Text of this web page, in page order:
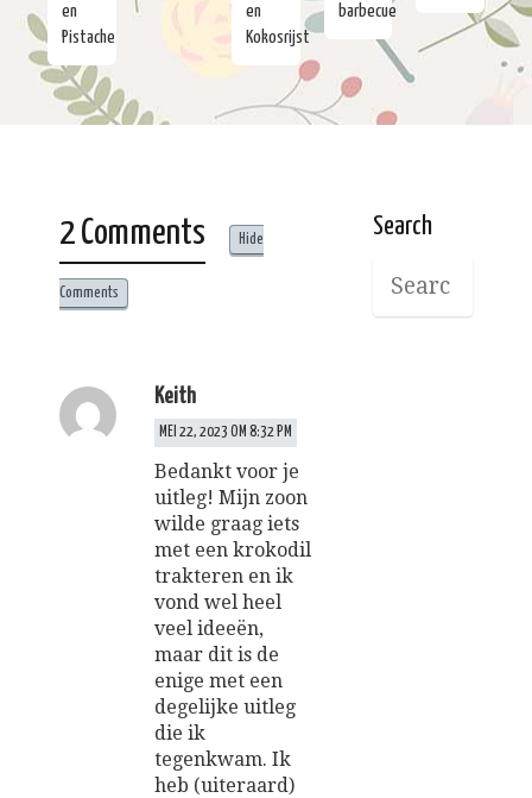
en
Pistache
en
Kokosrijst
barbecue
2 Comments Hide
Comments
Keith
MEI 22, 2023 OM 8:32 PM
Bedankt voor je
uitleg! Mijn zoon
wilde graag iets
met een krokodil
trakteren en ik
vond wel heel
veel ideeën,
maar dit is de
enige met een
degelijke uitleg
die ik
tegenkwam. Ik
heb (uiteraard)
Search